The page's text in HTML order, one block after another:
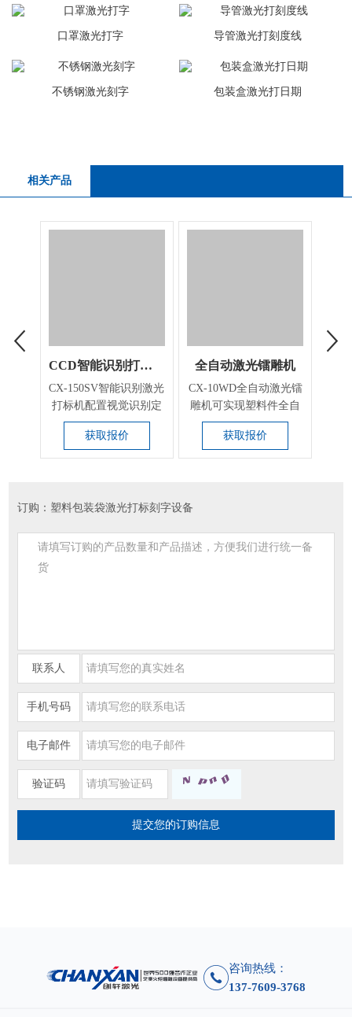
口罩激光打字 导管激光打刻度线
不锈钢激光刻字 包装盒激光打日期
相关产品
CCD智能识别打标机
CX-150SV智能识别激光
打标机配置视觉识别定
位打标功能，可用...
获取报价
全自动激光镭雕机
CX-10WD全自动激光镭
雕机可实现塑料件全自
动加工，广泛应用于...
获取报价
订购：塑料包装袋激光打标刻字设备
联系人
手机号码
电子邮件
验证码
咨询热线：
137-7609-3768